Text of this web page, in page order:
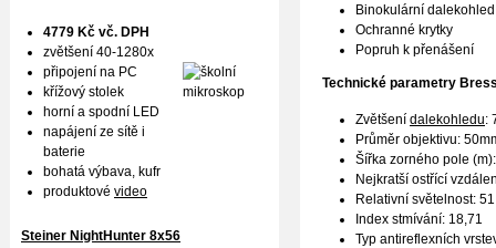
Binokulární
Ochranné krytky
Popruh k přenášení
Technické parametry
Zvětšení dalekohledu:
Průměr objektivu:
Šířka zorného pole
Nejkratší ostřící
Relativní světelnost:
Index stmívání: 18,71
Typ antireflexních
4779 Kč vč. DPH
zvětšení 40-1280x
připojení na PC
křížový stolek
horní a spodní LED
napájení ze sítě i
baterie
bohatá výbava, kufr
produktové video
Steiner NightHunter 8x56